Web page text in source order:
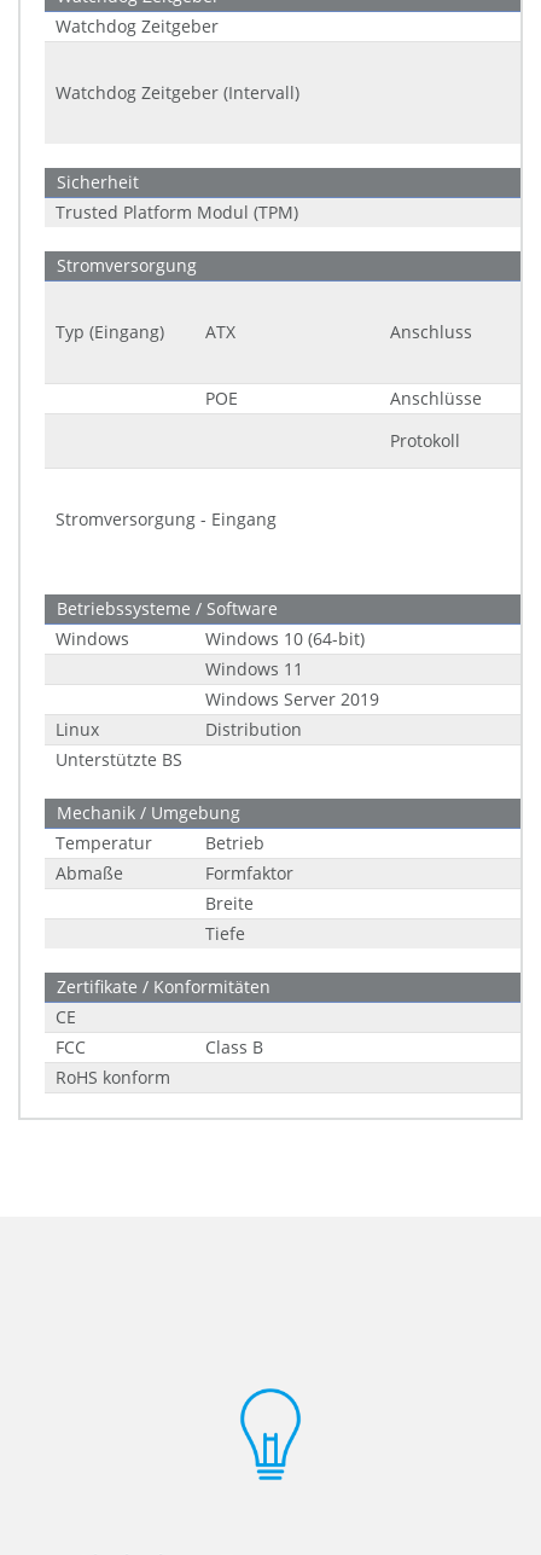
Watchdog Zeitgeber
Watchdog Zeitgeber (Intervall)
Sicherheit
Trusted Platform Modul (TPM)
Stromversorgung
Typ (Eingang) ATX Anschluss
POE
Anschlüsse
Protokoll
Stromversorgung - Eingang
Betriebssysteme / Software
Windows
Windows 10 (64-bit)
Windows 11
Windows Server 2019
Linux
Distribution
Unterstützte BS
Mechanik / Umgebung
Temperatur
Betrieb
Abmaße
Formfaktor
Breite
Tiefe
Zertifikate / Konformitäten
CE
FCC
Class B
RoHS konform